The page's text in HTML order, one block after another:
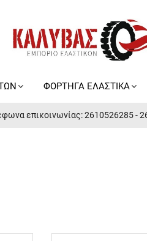
ΦΟΡΤΗΓΑ ΕΛΑΣΤΙΚΑ
επικοινωνίας: 2610526285 -